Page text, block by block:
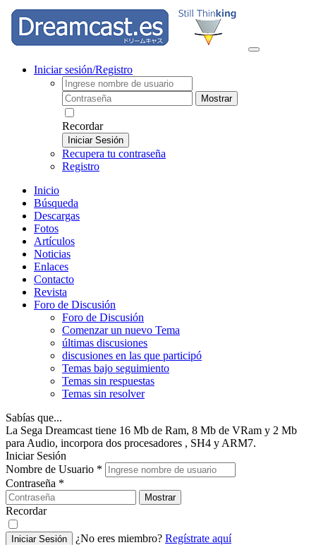
Iniciar sesión/Registro
Mostrar
Recordar
Iniciar Sesión
Recupera tu contraseña
Registro
Inicio
Búsqueda
Descargas
Fotos
Artículos
Noticias
Enlaces
Contacto
Revista
Foro de Discusión
Foro de Discusión
Comenzar un nuevo Tema
últimas discusiones
discusiones en las que participó
Temas bajo seguimiento
Temas sin respuestas
Temas sin resolver
Sabías que...
La Sega Dreamcast tiene 16 Mb de Ram, 8 Mb de VRam y 2 Mb
para Audio, incorpora dos procesadores , SH4 y ARM7.
Iniciar Sesión
Nombre de Usuario *
Contraseña *
Mostrar
Recordar
Iniciar Sesión ¿No eres miembro? Regístrate aquí